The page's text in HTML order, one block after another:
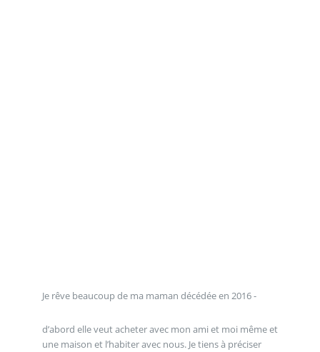
Je rêve beaucoup de ma maman décédée en 2016 -
d’abord elle veut acheter avec mon ami et moi même et
une maison et l’habiter avec nous. Je tiens à préciser